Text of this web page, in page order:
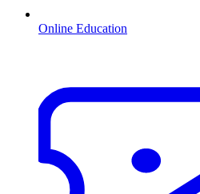
Online Education